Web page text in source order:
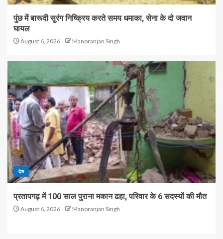
पुंछ में बारूदी सुरंग निष्क्रिय करते समय धमाका, सेना के दो जवान
घायल
August 6, 2026 Manoranjan Singh
देश
प्रतापगढ़ में 100 साल पुराना मकान ढहा, परिवार के 6 सदस्यों की मौत
August 6, 2026 Manoranjan Singh